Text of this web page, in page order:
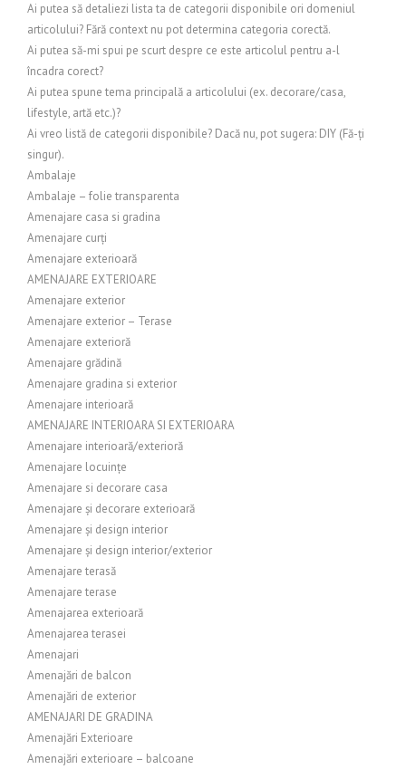
Ai putea să detaliezi lista ta de categorii disponibile ori domeniul
articolului? Fără context nu pot determina categoria corectă.
Ai putea să-mi spui pe scurt despre ce este articolul pentru a-l
încadra corect?
Ai putea spune tema principală a articolului (ex. decorare/casa,
lifestyle, artă etc.)?
Ai vreo listă de categorii disponibile? Dacă nu, pot sugera: DIY (Fă-ți
singur).
Ambalaje
Ambalaje – folie transparenta
Amenajare casa si gradina
Amenajare curți
Amenajare exterioară
AMENAJARE EXTERIOARE
Amenajare exterior
Amenajare exterior – Terase
Amenajare exterioră
Amenajare grădină
Amenajare gradina si exterior
Amenajare interioară
AMENAJARE INTERIOARA SI EXTERIOARA
Amenajare interioară/exterioră
Amenajare locuințe
Amenajare si decorare casa
Amenajare și decorare exterioară
Amenajare și design interior
Amenajare și design interior/exterior
Amenajare terasă
Amenajare terase
Amenajarea exterioară
Amenajarea terasei
Amenajari
Amenajări de balcon
Amenajări de exterior
AMENAJARI DE GRADINA
Amenajări Exterioare
Amenajări exterioare – balcoane